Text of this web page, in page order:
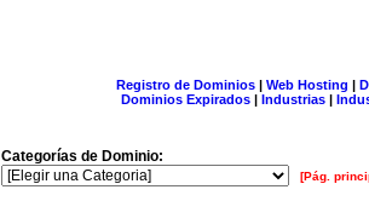
Registro de Dominios| Web Hosting |
Dominios Expirados | Industrias |
Categorías de Dominio:
[Pág.